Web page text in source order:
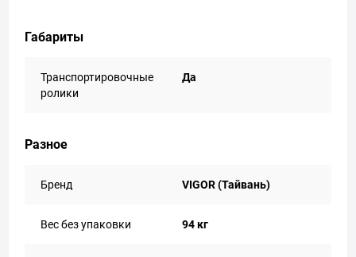
Габариты
Транспортировочные
ролики
Да
Разное
Бренд VIGOR (Тайвань)
Вес без упаковки 94 кг